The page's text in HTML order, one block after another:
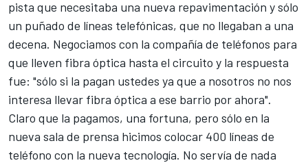
pista que necesitaba una nueva repavimentación y sólo
un puñado de líneas telefónicas, que no llegaban a una
decena. Negociamos con la compañía de teléfonos para
que lleven fibra óptica hasta el circuito y la respuesta
fue: "sólo si la pagan ustedes ya que a nosotros no nos
interesa llevar fibra óptica a ese barrio por ahora".
Claro que la pagamos, una fortuna, pero sólo en la
nueva sala de prensa hicimos colocar 400 líneas de
teléfono con la nueva tecnología. No servía de nada